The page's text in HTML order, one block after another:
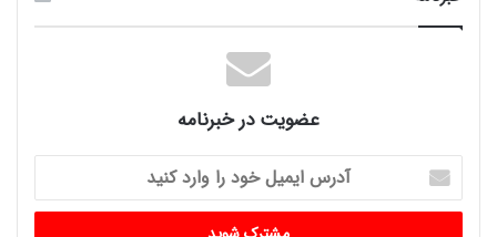
عضویت در خبرنامه
آدرس
ایمیل
خود